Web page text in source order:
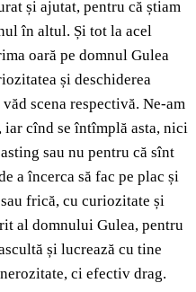
și ajutat, pentru că știam
în altul. Și tot la acel
oară pe domnul Gulea
și deschiderea
scena respectivă. Ne-am
cînd se întîmplă asta, nici
sau nu pentru că sînt
a încerca să fac pe plac și
frică, cu curiozitate și
al domnului Gulea, pentru
și lucrează cu tine
ci efectiv drag.